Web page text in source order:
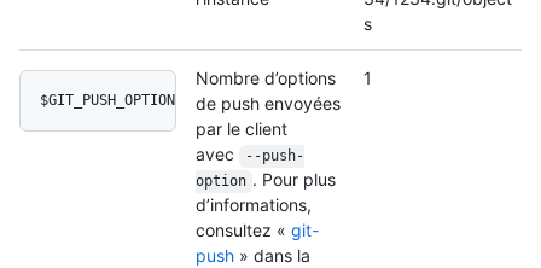
s
$GIT_PUSH_OPTION_COUNT
Nombre d’options
de push envoyées
par le client
avec
--push-
option . Pour plus
d’informations,
consultez « git-
push » dans la
1